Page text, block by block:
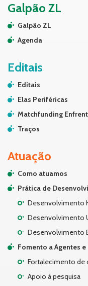
Galpão ZL
Galpão ZL
Agenda
Editais
Editais
Elas Periféricas
Matchfunding
Traços
Atuação
Como atuamos
Prática de
Desenvolvimento
Desenvolvimento
Desenvolvimento
Fomento a Agentes e
Fortalecimento de
Apoio à pesquisa